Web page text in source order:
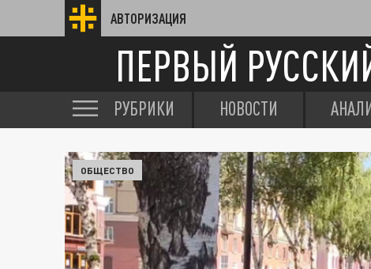
АВТОРИЗАЦИЯ
ПЕРВЫЙ
РУБРИКИ НОВОСТИ
ОБЩЕСТВО